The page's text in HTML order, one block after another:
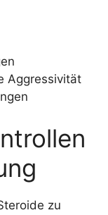
Aggressivität
zu